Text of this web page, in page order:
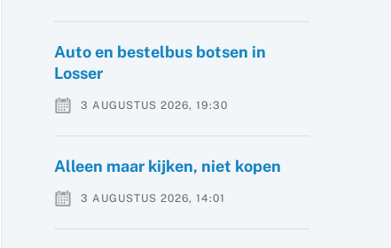
Auto en bestelbus botsen in
Losser
3 AUGUSTUS 2026, 19:30
Alleen maar kijken, niet kopen
3 AUGUSTUS 2026, 14:01